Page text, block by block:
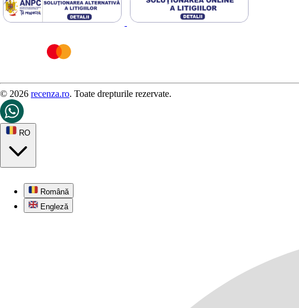
© 2026 recenza.ro. Toate drepturile rezervate.
RO
Română
Engleză